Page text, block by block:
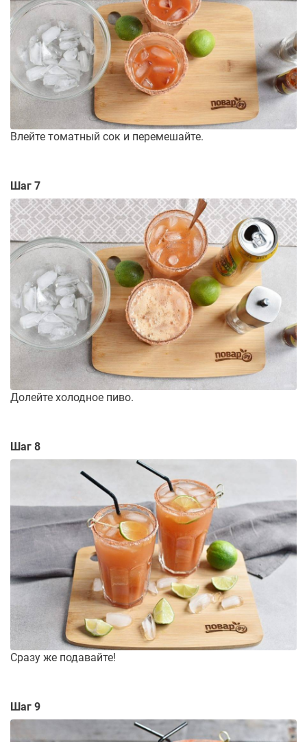
Влейте томатный сок и перемешайте.
Шаг 7
Долейте холодное пиво.
Шаг 8
Сразу же подавайте!
Шаг 9